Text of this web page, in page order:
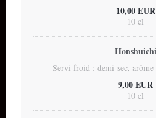
10,00 EUR
10 cl
Honshuichi
Servi froid : demi-sec,
9,00 EUR
10 cl